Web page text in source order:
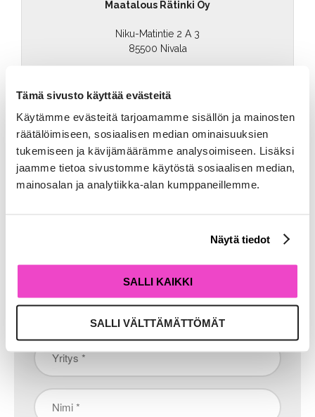
Tämä sivusto käyttää evästeitä
Käytämme evästeitä tarjoamamme sisällön ja mainosten
räätälöimiseen, sosiaalisen median ominaisuuksien
tukemiseen ja kävijämäärämme analysoimiseen. Lisäksi
jaamme tietoa sivustomme käytöstä sosiaalisen median,
mainosalan ja analytiikka-alan kumppaneillemme.
Näytä tiedot
SALLI KAIKKI
SALLI VÄLTTÄMÄTTÖMÄT
Maatalous Rätinki Oy
Niku-Matintie 2 A 3
85500 Nivala
040 6325 020
PYYDÄ TARJOUS
lomakkeella tai olemalla yhteydessä suoraan myyntiimme:
" näyttää pakolliset kentät
Yritys
Nimi
*